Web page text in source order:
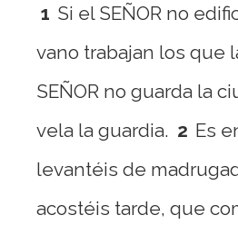
1 Si el SEÑOR no
vano trabajan los que
SEÑOR no guarda la
vela la guardia. 2 Es
levantéis de
acostéis tarde, que